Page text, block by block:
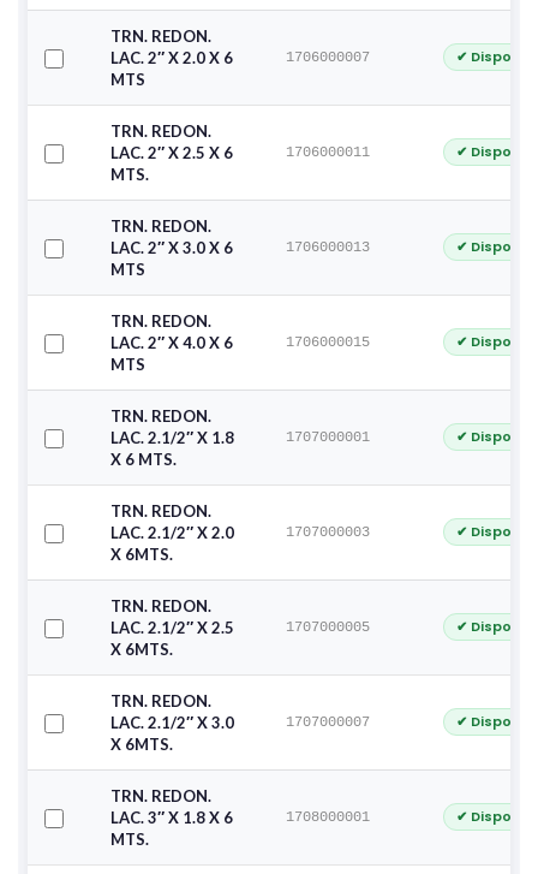
TRN. REDON.
LAC. 2″ X 2.0 X 6
MTS
1706000007 ✔
TRN. REDON.
LAC. 2″ X 2.5 X 6
MTS.
1706000011 ✔
TRN. REDON.
LAC. 2″ X 3.0 X 6
MTS
1706000013 ✔
TRN. REDON.
LAC. 2″ X 4.0 X 6
MTS
1706000015 ✔
TRN. REDON.
LAC. 2.1/2″ X 1.8
X 6 MTS.
1707000001 ✔
TRN. REDON.
LAC. 2.1/2″ X 2.0
X 6MTS.
1707000003 ✔
TRN. REDON.
LAC. 2.1/2″ X 2.5
X 6MTS.
1707000005 ✔
TRN. REDON.
LAC. 2.1/2″ X 3.0
X 6MTS.
1707000007 ✔
TRN. REDON.
LAC. 3″ X 1.8 X 6
MTS.
1708000001 ✔